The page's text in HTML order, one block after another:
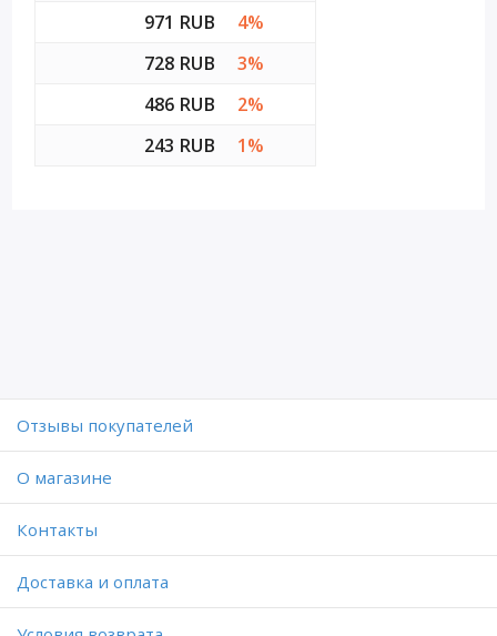
971 RUB
4%
728 RUB
3%
486 RUB
2%
243 RUB
1%
Отзывы покупателей
O магазине
Контакты
Доставка и оплата